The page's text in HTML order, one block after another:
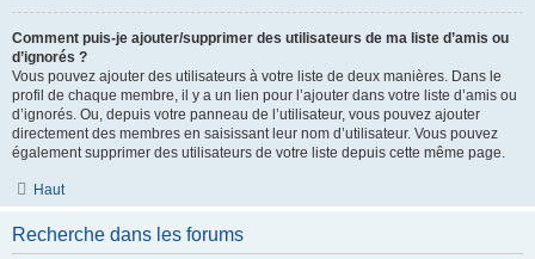
Comment puis-je ajouter/supprimer des utilisateurs de ma liste d’amis ou
d’ignorés ?
Vous pouvez ajouter des utilisateurs à votre liste de deux manières. Dans le
profil de chaque membre, il y a un lien pour l’ajouter dans votre liste d’amis ou
d’ignorés. Ou, depuis votre panneau de l’utilisateur, vous pouvez ajouter
directement des membres en saisissant leur nom d’utilisateur. Vous pouvez
également supprimer des utilisateurs de votre liste depuis cette même page.
Haut
Recherche dans les forums